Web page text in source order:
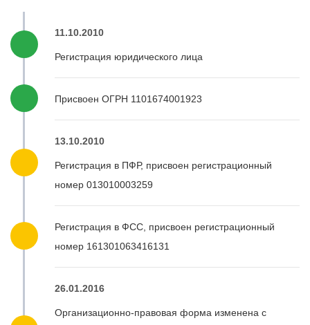
11.10.2010
Регистрация юридического лица
Присвоен ОГРН 1101674001923
13.10.2010
Регистрация в ПФР, присвоен регистрационный
номер 013010003259
Регистрация в ФСС, присвоен регистрационный
номер 161301063416131
26.01.2016
Организационно-правовая форма изменена с